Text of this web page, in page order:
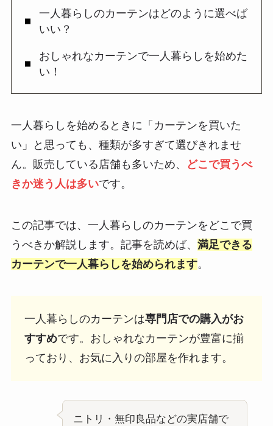
一人暮らしのカーテンはどのように選べば
いい？
おしゃれなカーテンで一人暮らしを始めた
い！
一人暮らしを始めるときに「カーテンを買いた
い」と思っても、種類が多すぎて選びきれませ
ん。販売している店舗も多いため、
どこで買うべ
きか迷う人は多いです。
この記事では、一人暮らしのカーテンをどこで買
うべきか解説します。記事を読めば、 満足できる
カーテンで一人暮らしを始められます。
一人暮らしのカーテンは専門店での購入がお
すすめです。おしゃれなカーテンが豊富に揃
っており、お気に入りの部屋を作れます。
ニトリ・無印良品などの実店舗で